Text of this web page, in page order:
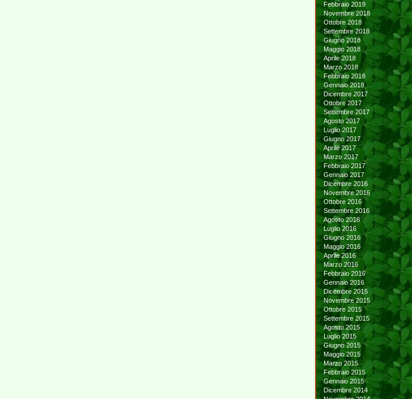
Febbraio 2019
Novembre 2018
Ottobre 2018
Settembre 2018
Giugno 2018
Maggio 2018
Aprile 2018
Marzo 2018
Febbraio 2018
Gennaio 2018
Dicembre 2017
Ottobre 2017
Settembre 2017
Agosto 2017
Luglio 2017
Giugno 2017
Aprile 2017
Marzo 2017
Febbraio 2017
Gennaio 2017
Dicembre 2016
Novembre 2016
Ottobre 2016
Settembre 2016
Agosto 2016
Luglio 2016
Giugno 2016
Maggio 2016
Aprile 2016
Marzo 2016
Febbraio 2016
Gennaio 2016
Dicembre 2015
Novembre 2015
Ottobre 2015
Settembre 2015
Agosto 2015
Luglio 2015
Giugno 2015
Maggio 2015
Marzo 2015
Febbraio 2015
Gennaio 2015
Dicembre 2014